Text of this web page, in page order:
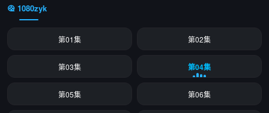
1080zyk
第01集 第02集
第03集 第04集
第05集 第06集